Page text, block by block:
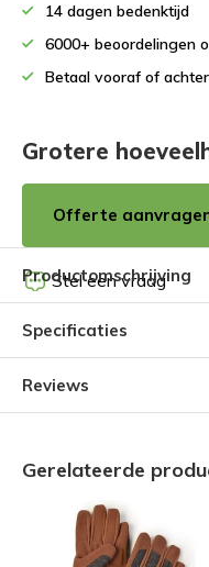
14 dagen bedenktijd
6000+ beoordelingen
Betaal vooraf of
Grotere
Offerte
Stel een vraag
Productomschrijving
Specificaties
Reviews
Gerelateerde